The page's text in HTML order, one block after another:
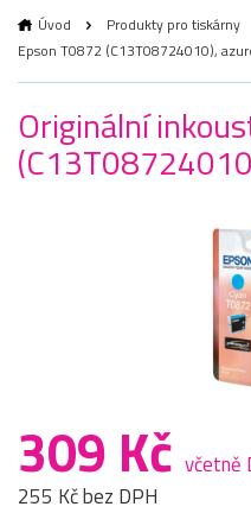
Úvod Produkty pro tiskárny
Epson T0872 (C13T08724010),
Originální
309 Kč včetně
255 Kč bez DPH